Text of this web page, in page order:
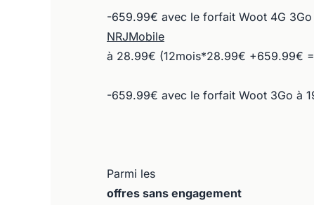
-659.99€ avec le forfait Woot 4G 3Go
NRJMobile
à 28.99€ (12mois*28.99€ +659.99€
-659.99€ avec le forfait Woot 3Go à
Parmi les
offres sans engagement